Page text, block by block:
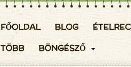
FŐOLDAL BLOG
TÖBB
BÖNGÉSZŐ